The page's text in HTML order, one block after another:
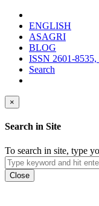
ENGLISH
ASAGRI
BLOG
ISSN 2601-
Search
×
Search in Site
To search in site, type
Close